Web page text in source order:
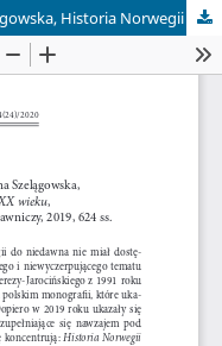
Grażyna Szelągowska, Krystyna Szelągowska, Historia Norwegii XIX i XX wieku, Warszawa: Państwowy Instytut Wydawniczy, 2019, 624 ss.